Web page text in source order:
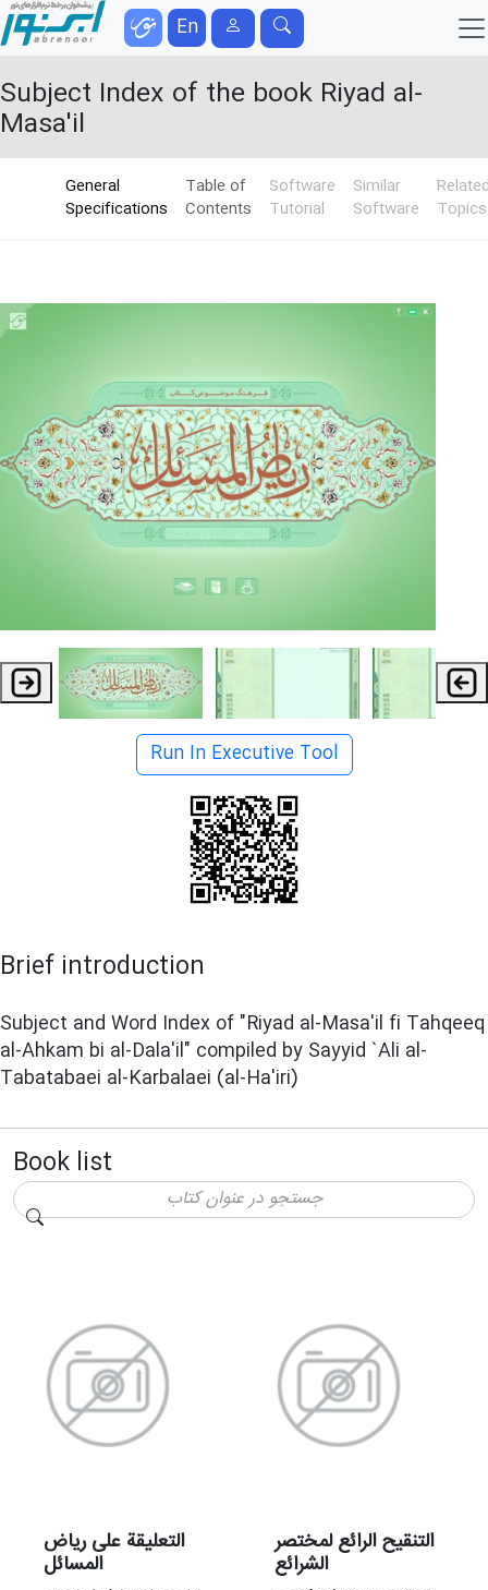
En
Subject Index of the book Riyad al-
Masa'il
General
Specifications
Table of
Contents
Software
Tutorial
Similar
Software
Topics
Run In Executive Tool
Brief introduction
Subject and Word Index of "Riyad al-Masa'il fi Tahqeeq
al-Ahkam bi al-Dala'il" compiled by Sayyid `Ali al-
Tabatabaei al-Karbalaei (al-Ha'iri)
Book list
التعلیقة علی ریاض
المسائل
التنقیح الرائع لمختصر
الشرائع